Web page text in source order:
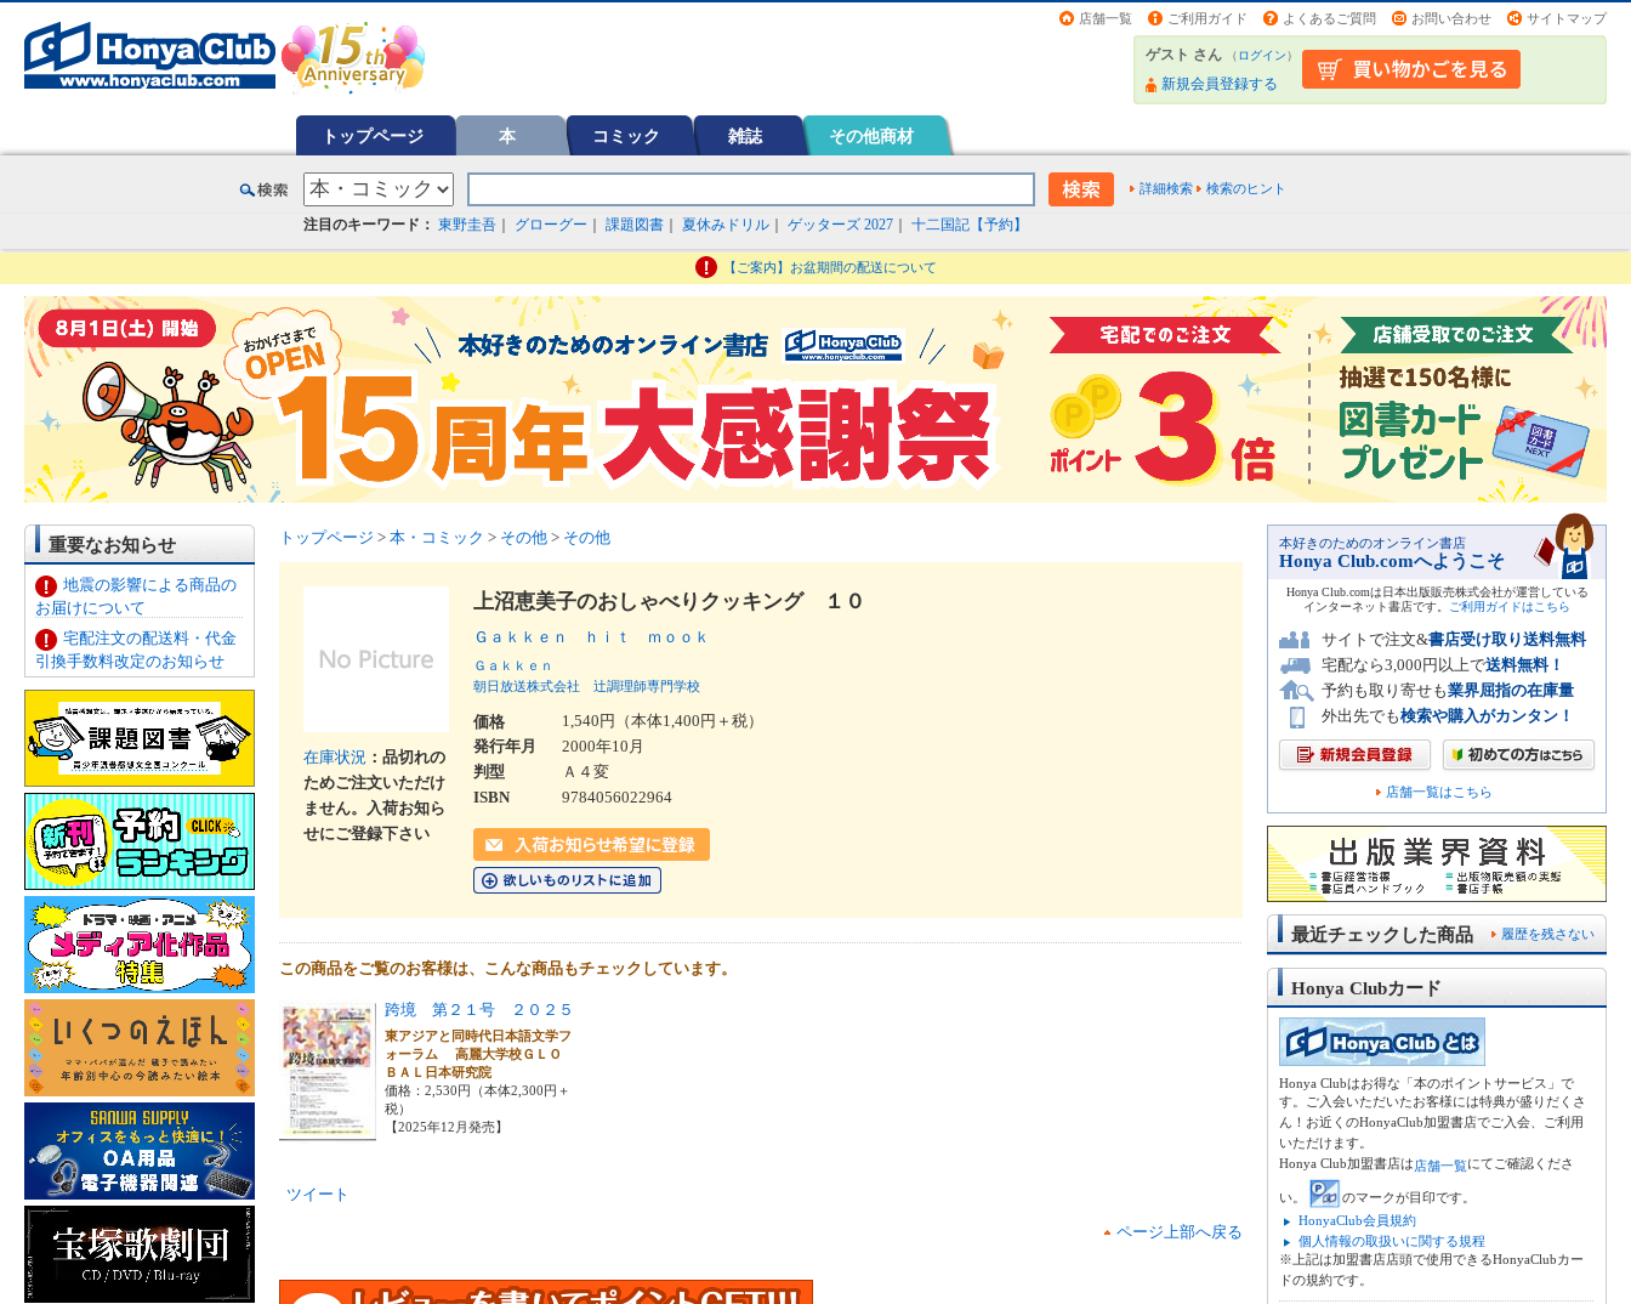
店舗一覧 ご利用ガイド よくあるご質問 お問い合わせ サイトマップ
ゲスト さん （ログイン）
新規会員登録する
トップページ 本 コミック 雑誌 その他商材
詳細検索 検索のヒント
注目のキーワード： 東野圭吾 グローグー 課題図書 夏休みドリル ゲッターズ 2027 十二国記【予約】
【ご案内】お盆期間の配送について
重要なお知らせ
地震の影響による商品の
お届けについて
宅配注文の配送料・代金
引換手数料改定のお知らせ
トップページ > 本・コミック > その他 > その他
在庫状況 ：品切れの
ためご注文いただけ
ません。入荷お知ら
せにご登録下さい
上沼恵美子のおしゃべりクッキング １０
Ｇａｋｋｅｎ ｈｉｔ ｍｏｏｋ
Ｇａｋｋｅｎ
朝日放送株式会社
辻調理師専門学校
価格
1,540円（本体1,400円＋税）
発行年月
2000年10月
判型
Ａ４変
ISBN
9784056022964
この商品をご覧のお客様は、こんな商品もチェックしています。
跨境 第２１号 ２０２５
東アジアと同時代日本語文学フ
ォーラム 高麗大学校ＧＬＯ
ＢＡＬ日本研究院
価格：2,530円（本体2,300円＋
税）
【2025年12月発売】
ツイート
ページ上部へ戻る
本好きのためのオンライン書店
Honya Club.comへようこそ
Honya Club.comは日本出版販売株式会社が運営している
インターネット書店です。
ご利用ガイドはこちら
サイトで注文&書店受け取り送料無料
宅配なら3,000円以上で送料無料！
予約も取り寄せも業界屈指の在庫量
外出先でも検索や購入がカンタン！
店舗一覧はこちら
履歴を残さない
最近チェックした商品
Honya Clubカード
Honya Clubはお得な「本のポイントサービス」で
す。ご入会いただいたお客様には特典が盛りだくさ
ん！お近くのHonyaClub加盟書店でご入会、ご利用
いただけます。
Honya Club加盟書店は店舗一覧にてご確認くださ
い。
のマークが目印です。
HonyaClub会員規約
個人情報の取扱いに関する規程
※上記は加盟書店店頭で使用できるHonyaClubカー
ドの規約です。